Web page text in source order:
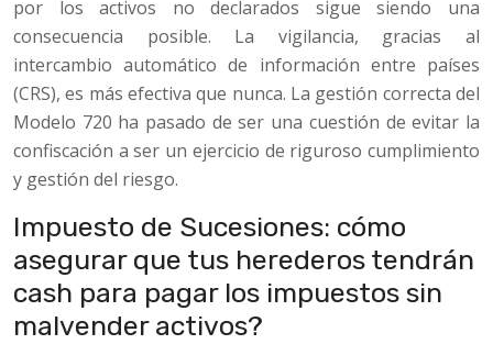
por los activos no declarados sigue siendo una
consecuencia posible. La vigilancia, gracias al
intercambio automático de información entre países
(CRS), es más efectiva que nunca. La gestión correcta del
Modelo 720 ha pasado de ser una cuestión de evitar la
confiscación a ser un ejercicio de riguroso cumplimiento
y gestión del riesgo.
Impuesto de Sucesiones: cómo
asegurar que tus herederos tendrán
cash para pagar los impuestos sin
malvender activos?